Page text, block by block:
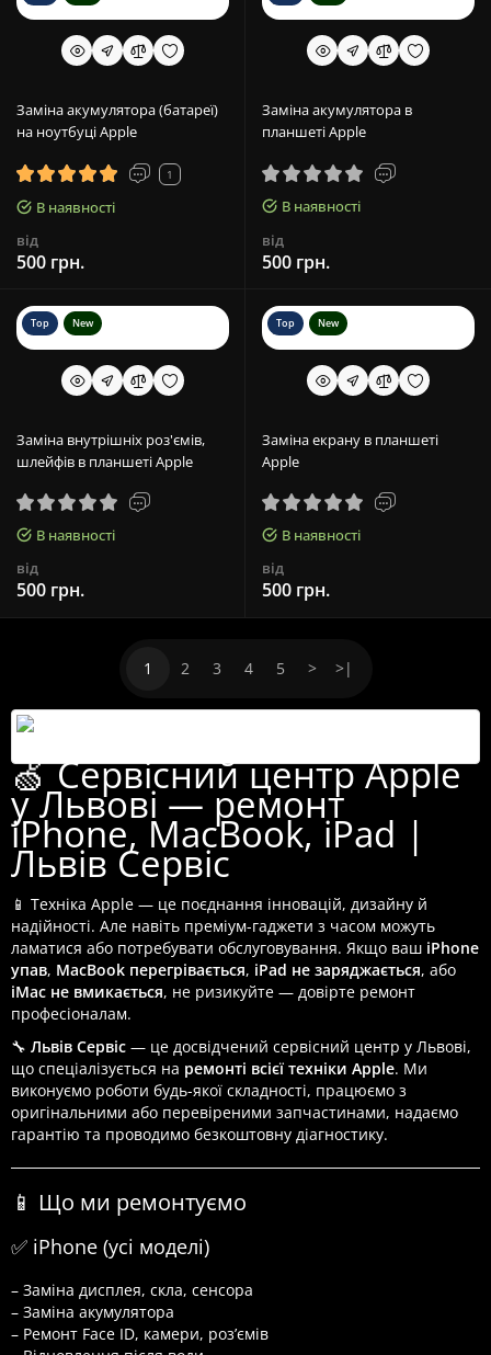
Заміна акумулятора (батареї)
на ноутбуці Apple
1
В наявності
від
500 грн.
Заміна акумулятора в
планшеті Apple
В наявності
від
500 грн.
Top New
Заміна внутрішніх роз'ємів,
шлейфів в планшеті Apple
В наявності
від
500 грн.
Top New
Заміна екрану в планшеті
Apple
В наявності
від
500 грн.
1 2 3 4 5 > >|
🍏 Сервісний центр Apple
у Львові — ремонт
iPhone, MacBook, iPad |
Львів Сервіс
📱 Техніка Apple — це поєднання інновацій, дизайну й
надійності. Але навіть преміум-гаджети з часом можуть
ламатися або потребувати обслуговування. Якщо ваш iPhone
упав, MacBook перегрівається, iPad не заряджається, або
iMac не вмикається, не ризикуйте — довірте ремонт
професіоналам.
🔧 Львів Сервіс — це досвідчений сервісний центр у Львові,
що спеціалізується на ремонті всієї техніки Apple. Ми
виконуємо роботи будь-якої складності, працюємо з
оригінальними або перевіреними запчастинами, надаємо
гарантію та проводимо безкоштовну діагностику.
📱 Що ми ремонтуємо
✅ iPhone (усі моделі)
– Заміна дисплея, скла, сенсора
– Заміна акумулятора
– Ремонт Face ID, камери, роз’ємів